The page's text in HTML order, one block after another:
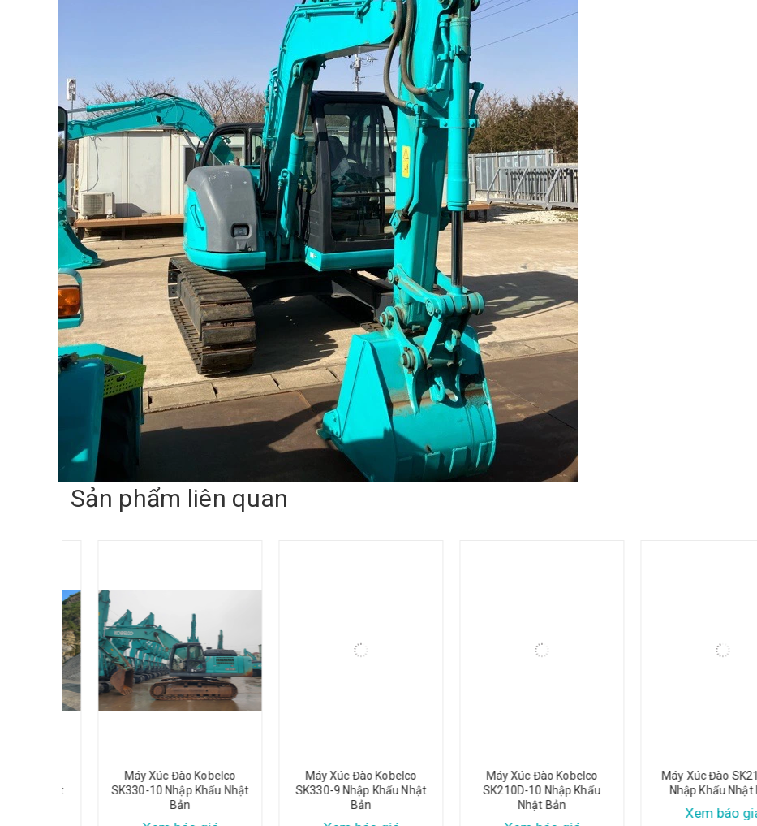
Sản phẩm liên quan
Máy Xúc Đào Kobelco
SK330-10 Nhập Khẩu Nhật
Máy Xúc Đào Kobelco
SK330-9 Nhập Khẩu Nhật
Máy Xúc Đào Kobelco
SK210D-10 Nhập Khẩu
Nhật Bản
Máy Xúc Đào SK210D-9
Nhập Khẩu Nhật Bản
Xem báo giá